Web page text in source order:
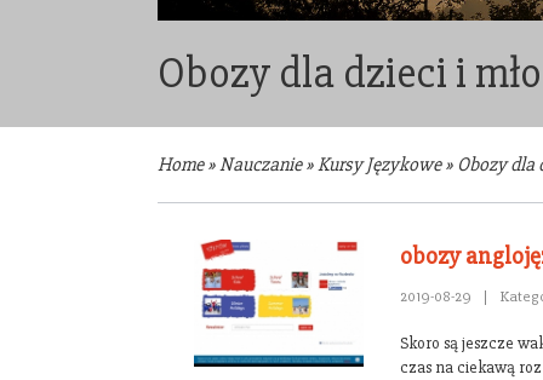
Obozy dla dzieci i
Home»Nauczanie»Kursy Językowe» Obozy dla
obozy
2019-08-29 |
Skoro są jeszcze
czas na ciekawą